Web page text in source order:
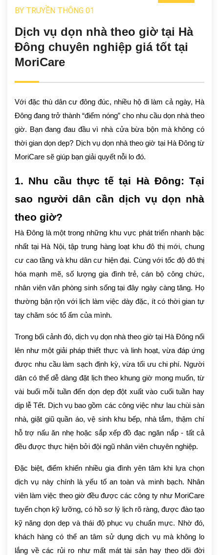
BY TRUYỀN THÔNG 01
Dịch vụ dọn nhà theo giờ tại Hà
Đông chuyên nghiệp giá tốt tại
MoriCare
Với đặc thù dân cư đông đúc, nhiều hộ đi làm cả ngày, Hà
Đông đang trở thành “điểm nóng” cho nhu cầu dọn nhà theo
giờ. Bạn đang đau đầu vì nhà cửa bừa bộn mà không có
thời gian dọn dẹp? Dịch vụ dọn nhà theo giờ tại Hà Đông từ
MoriCare sẽ giúp bạn giải quyết nỗi lo đó.
1. Nhu cầu thực tế tại Hà Đông: Tại
sao người dân cần dịch vụ dọn nhà
theo giờ?
Hà Đông là một trong những khu vực phát triển nhanh bậc
nhất tại Hà Nội, tập trung hàng loạt khu đô thị mới, chung
cư cao tầng và khu dân cư hiện đại. Cùng với tốc độ đô thị
hóa mạnh mẽ, số lượng gia đình trẻ, cán bộ công chức,
nhân viên văn phòng sinh sống tại đây ngày càng tăng. Họ
thường bận rộn với lịch làm việc dày đặc, ít có thời gian tự
tay chăm sóc tổ ấm của mình.
Trong bối cảnh đó, dịch vụ dọn nhà theo giờ tại Hà Đông nổi
lên như một giải pháp thiết thực và linh hoạt, vừa đáp ứng
được nhu cầu làm sạch định kỳ, vừa tối ưu chi phí. Người
dân có thể dễ dàng đặt lịch theo khung giờ mong muốn, từ
vài buổi mỗi tuần đến dọn dẹp đột xuất vào cuối tuần hay
dịp lễ Tết. Dịch vụ bao gồm các công việc như lau chùi sàn
nhà, giặt giũ quần áo, vệ sinh khu bếp, nhà tắm, thậm chí
hỗ trợ nấu ăn nhẹ hoặc sắp xếp đồ đạc ngăn nắp - tất cả
đều được thực hiện bởi đội ngũ nhân viên chuyên nghiệp.
Đặc biệt, điểm khiến nhiều gia đình yên tâm khi lựa chọn
dịch vụ này chính là yếu tố an toàn và minh bạch. Nhân
viên làm việc theo giờ đều được các công ty như MoriCare
tuyển chọn kỹ lưỡng, có hồ sơ lý lịch rõ ràng, được đào tạo
kỹ năng dọn dẹp và thái độ phục vụ chuẩn mực. Nhờ đó,
khách hàng có thể an tâm sử dụng dịch vụ mà không lo
lắng về các rủi ro như mất mát tài sản hay theo dõi đời